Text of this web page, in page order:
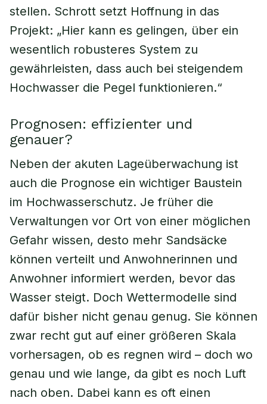
stellen. Schrott setzt Hoffnung in das
Projekt: „Hier kann es gelingen, über ein
wesentlich robusteres System zu
gewährleisten, dass auch bei steigendem
Hochwasser die Pegel funktionieren.“
Prognosen: effizienter und
genauer?
Neben der akuten Lageüberwachung ist
auch die Prognose ein wichtiger Baustein
im Hochwasserschutz. Je früher die
Verwaltungen vor Ort von einer möglichen
Gefahr wissen, desto mehr Sandsäcke
können verteilt und Anwohnerinnen und
Anwohner informiert werden, bevor das
Wasser steigt. Doch Wettermodelle sind
dafür bisher nicht genau genug. Sie können
zwar recht gut auf einer größeren Skala
vorhersagen, ob es regnen wird – doch wo
genau und wie lange, da gibt es noch Luft
nach oben. Dabei kann es oft einen